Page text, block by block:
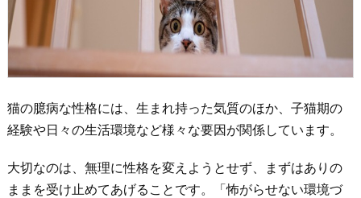
猫の臆病な性格には、生まれ持った気質のほか、子猫期の
経験や日々の生活環境など様々な要因が関係しています。
大切なのは、無理に性格を変えようとせず、まずはありの
ままを受け止めてあげることです。「怖がらせない環境づ